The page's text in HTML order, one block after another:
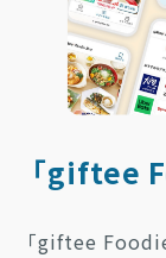
「giftee
「giftee